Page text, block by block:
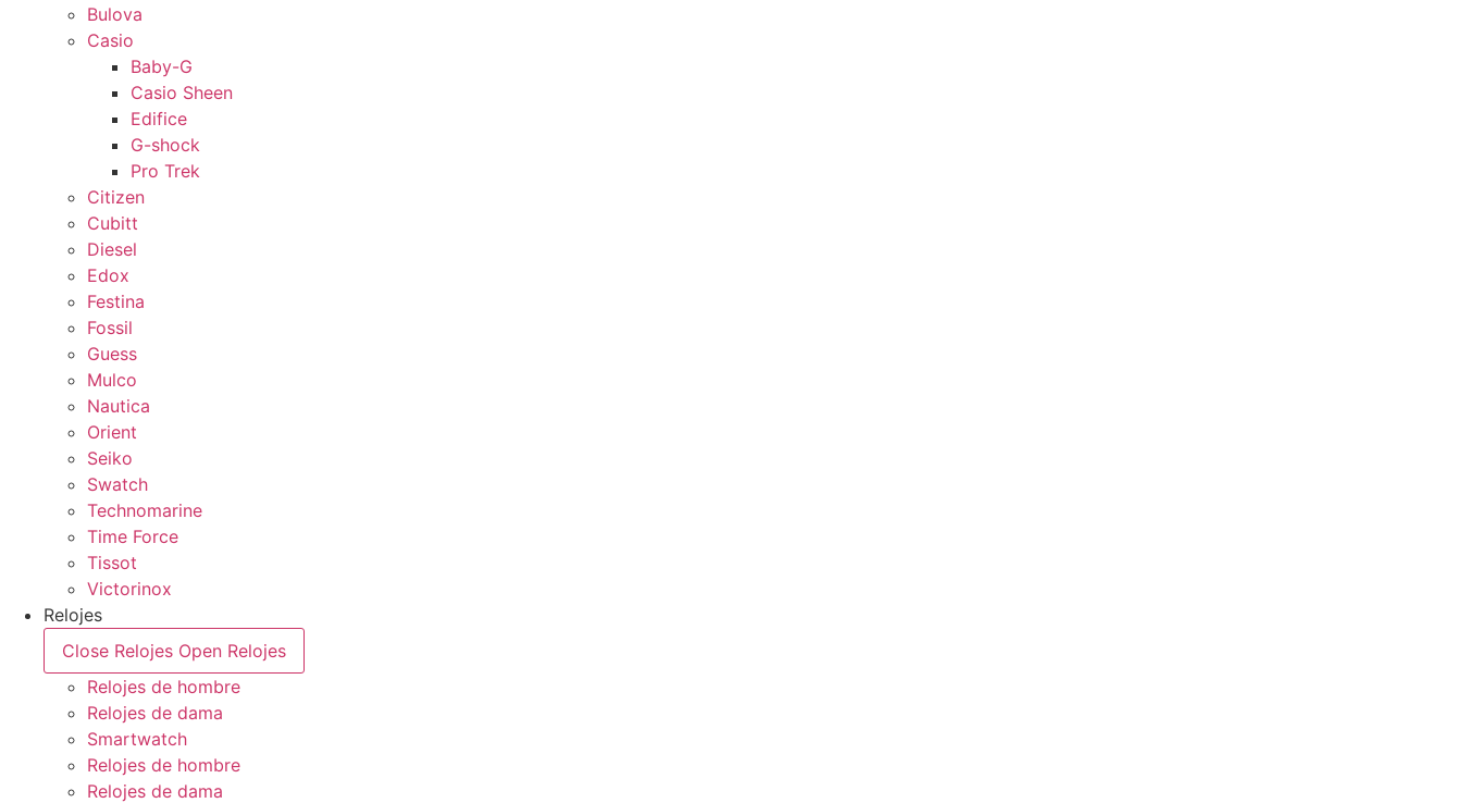
Bulova
Casio
Baby-G
Casio Sheen
Edifice
G-shock
Pro Trek
Citizen
Cubitt
Diesel
Edox
Festina
Fossil
Guess
Mulco
Nautica
Orient
Seiko
Swatch
Technomarine
Time Force
Tissot
Victorinox
Relojes
Close Relojes Open Relojes
Relojes de hombre
Relojes de dama
Smartwatch
Relojes de hombre
Relojes de dama